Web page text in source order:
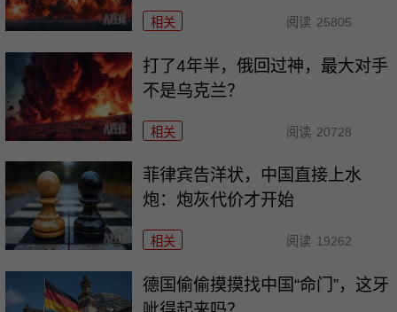
相关 阅读 25805
打了4年半，俄回过神，最大对手
不是乌克兰？
相关 阅读 20728
菲律宾告洋状，中国直接上水
炮：炮灰代价才开始
相关 阅读 19262
德国偷偷摸摸找中国“命门”，这牙